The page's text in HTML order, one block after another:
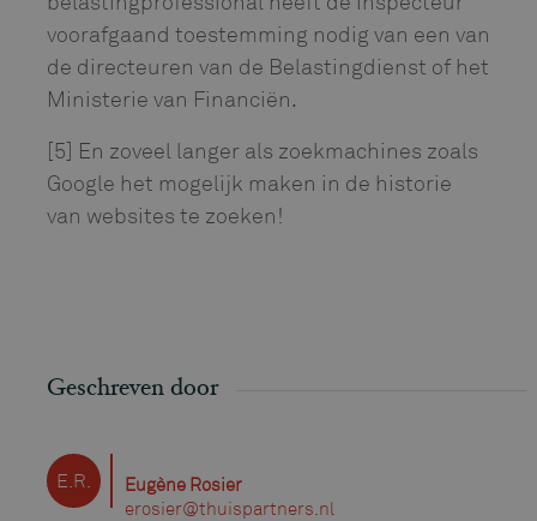
voorafgaand toestemming nodig van een van
de directeuren van de Belastingdienst of het
Ministerie van Financiën.
[5] En zoveel langer als zoekmachines zoals
Google het mogelijk maken in de historie
van websites te zoeken!
Geschreven door
E.R.
Eugène Rosier
erosier@thuispartners.nl